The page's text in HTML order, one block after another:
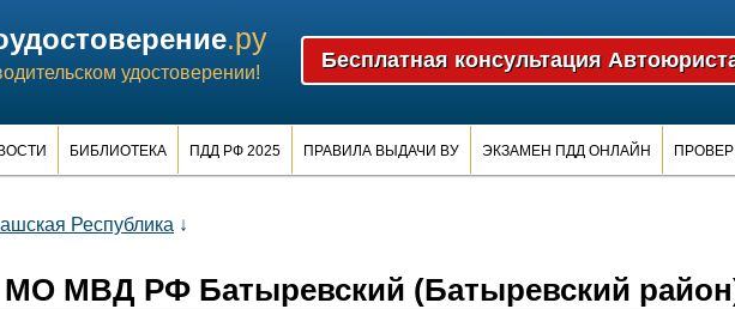
.ру
удостоверении!
БИБЛИОТЕКА ПДД РФ 2025 ПРАВИЛА ВЫДАЧИ ВУ ЭКЗАМЕН ПДД ОНЛАЙН
Республика ↓
МВД РФ Батыревский (Батыревский